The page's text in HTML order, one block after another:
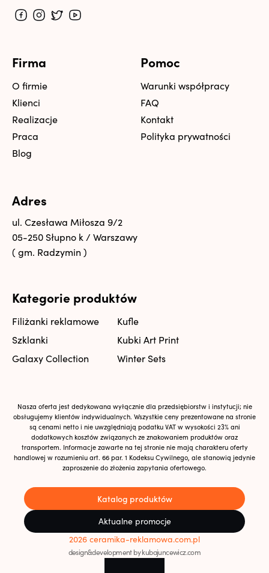
Adres
ul. Czesława Miłosza 9/2
05-250 Słupno k / Warszawy
( gm. Radzymin )
Kategorie produktów
Filiżanki reklamowe
Kufle
Szklanki
Kubki Art Print
Galaxy Collection
Winter Sets
Firma
O firmie
Klienci
Realizacje
Praca
Blog
Pomoc
Warunki współpracy
FAQ
Kontakt
Polityka prywatności
Nasza oferta jest dedykowana wyłącznie dla przedsiębiorstw i instytucji; nie
obsługujemy klientów indywidualnych. Wszystkie ceny prezentowane na stronie
są cenami netto i nie uwzględniają podatku VAT w wysokości 23% ani
dodatkowych kosztów związanych ze znakowaniem produktów oraz
transportem. Informacje zawarte na tej stronie nie mają charakteru oferty
handlowej w rozumieniu art. 66 par. 1 Kodeksu Cywilnego, ale stanowią jedynie
zaproszenie do złożenia zapytania ofertowego.
Katalog produktów
Aktualne promocje
2026 ceramika-reklamowa.com.pl
design&development by kubajuncewicz.com